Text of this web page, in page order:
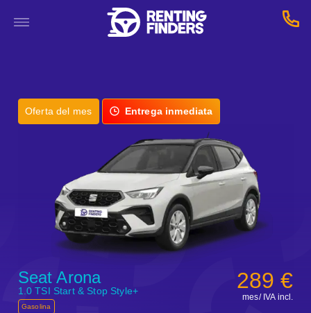
Oferta del mes Entrega inmediata
Seat Arona
1.0 TSI Start & Stop Style+
Gasolina
289 €
mes/ IVA incl.